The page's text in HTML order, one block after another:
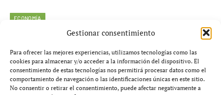
Gestionar consentimiento
Para ofrecer las mejores experiencias, utilizamos tecnologías como las
cookies para almacenar y/o acceder a la información del dispositivo. El
consentimiento de estas tecnologías nos permitirá procesar datos como el
comportamiento de navegación o las identificaciones únicas en este sitio.
No consentir o retirar el consentimiento, puede afectar negativamente a
ECONOMÍA
IVA luz y gas 2026 subida al 21%
en junio: impacto brutal en 5
claves esenciales que cambiarán